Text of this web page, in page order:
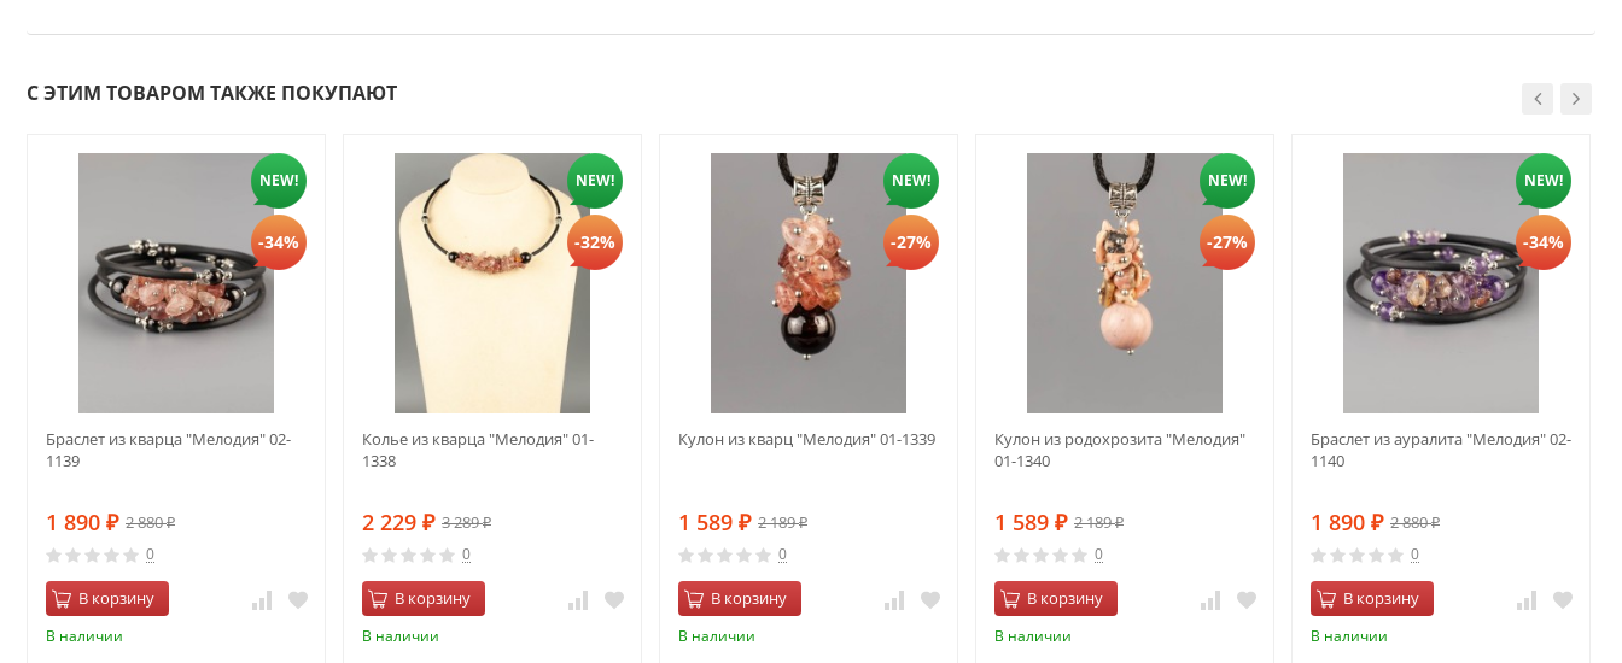
С ЭТИМ ТОВАРОМ ТАКЖЕ ПОКУПАЮТ
NEW!
-34%
Браслет из кварца "Мелодия" 02-
1139
1 890 ₽ 2 880₽
0
В корзину
В наличии
NEW!
-32%
Колье из кварца "Мелодия" 01-
1338
2 229 ₽ 3 289₽
0
В корзину
В наличии
NEW!
-27%
Кулон из кварц "Мелодия" 01-1339
1 589 ₽ 2 189₽
0
В корзину
В наличии
NEW!
-27%
Кулон из родохрозита "Мелодия"
01-1340
1 589 ₽ 2 189₽
0
В корзину
В наличии
NEW!
-34%
Браслет из ауралита "Мелодия" 02-
1140
1 890 ₽ 2 880₽
0
В корзину
В наличии